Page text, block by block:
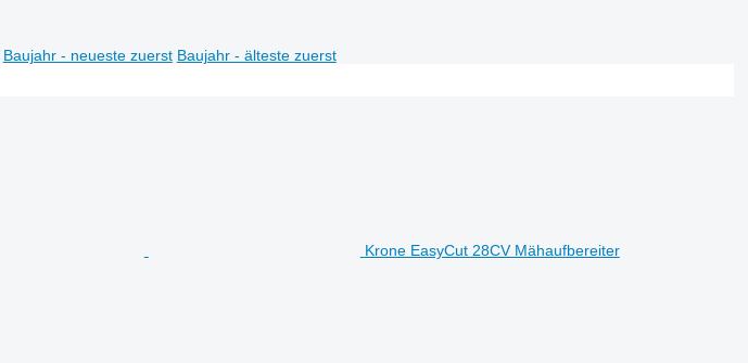
Baujahr - neueste zuerst Baujahr - älteste zuerst
Krone EasyCut 28CV Mähaufbereiter